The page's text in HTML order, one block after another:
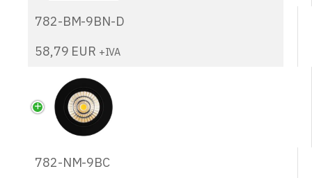
782-BM-9BN-D
58,79 EUR +IVA
782-NM-9BC